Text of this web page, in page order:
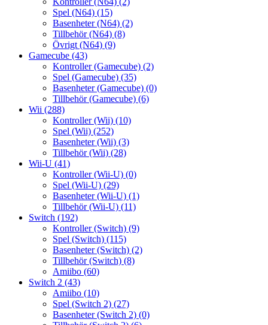
Spel (N64) (15)
Basenheter (N64) (2)
Tillbehör (N64) (8)
Övrigt (N64) (9)
Gamecube (43)
Kontroller (Gamecube) (2)
Spel (Gamecube) (35)
Basenheter (Gamecube) (0)
Tillbehör (Gamecube) (6)
Wii (288)
Kontroller (Wii) (10)
Spel (Wii) (252)
Basenheter (Wii) (3)
Tillbehör (Wii) (28)
Wii-U (41)
Kontroller (Wii-U) (0)
Spel (Wii-U) (29)
Basenheter (Wii-U) (1)
Tillbehör (Wii-U) (11)
Switch (192)
Kontroller (Switch) (9)
Spel (Switch) (115)
Basenheter (Switch) (2)
Tillbehör (Switch) (8)
Amiibo (60)
Switch 2 (43)
Amiibo (10)
Spel (Switch 2) (27)
Basenheter (Switch 2) (0)